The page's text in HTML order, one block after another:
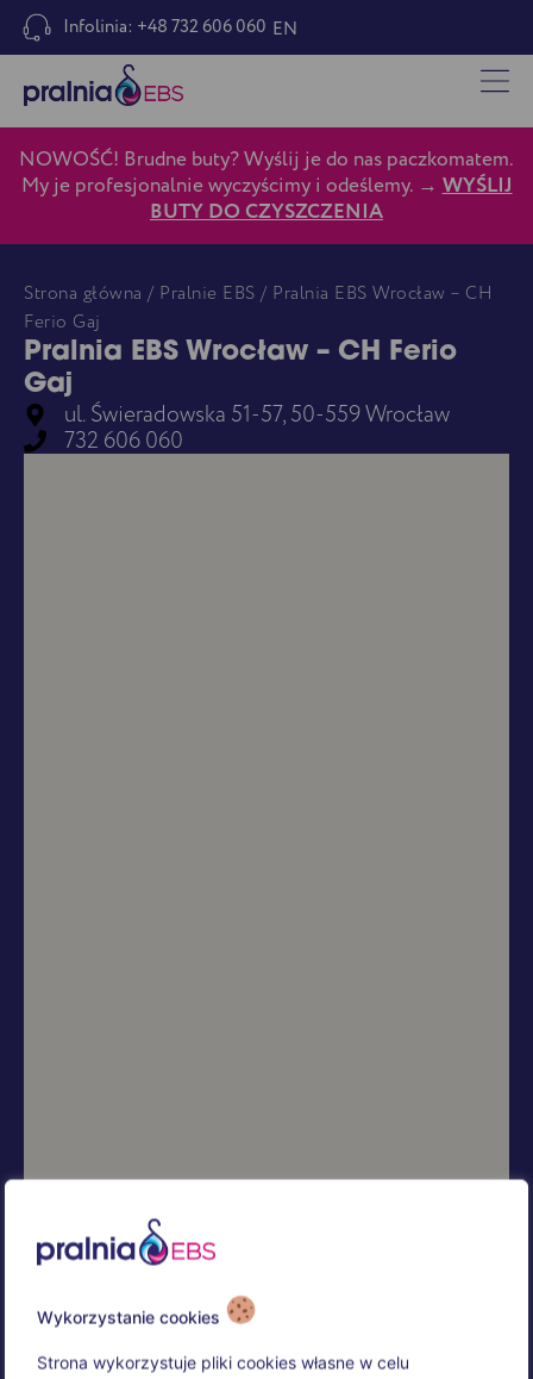
Wykorzystanie cookies
Strona wykorzystuje pliki cookies własne w celu
Infolinia: +48 732 606 060 EN
NOWOŚĆ! Brudne buty? Wyślij je do nas paczkomatem.
My je profesjonalnie wyczyścimy i odeślemy. →WYŚLIJ
BUTY DO CZYSZCZENIA
Strona główna / Pralnie EBS / Pralnia EBS Wrocław – CH
Ferio Gaj
Pralnia EBS Wrocław – CH Ferio
Gaj
ul. Świeradowska 51-57, 50-559 Wrocław
732 606 060